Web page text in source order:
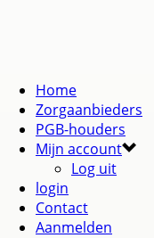
Home
Zorgaanbieders
PGB-houders
Mijn account
Log uit
login
Contact
Aanmelden